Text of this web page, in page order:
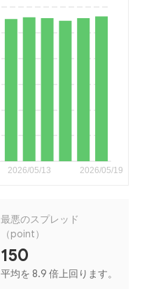
最悪のスプレッド
（point）
150
平均を 8.9 倍上回ります。